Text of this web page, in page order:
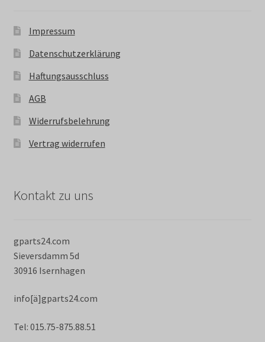
Impressum
Datenschutzerklärung
Haftungsausschluss
AGB
Widerrufsbelehrung
Vertrag widerrufen
Kontakt zu uns
gparts24.com
Sieversdamm 5d
30916 Isernhagen
info[ä]gparts24.com
Tel: 015.75-875.88.51